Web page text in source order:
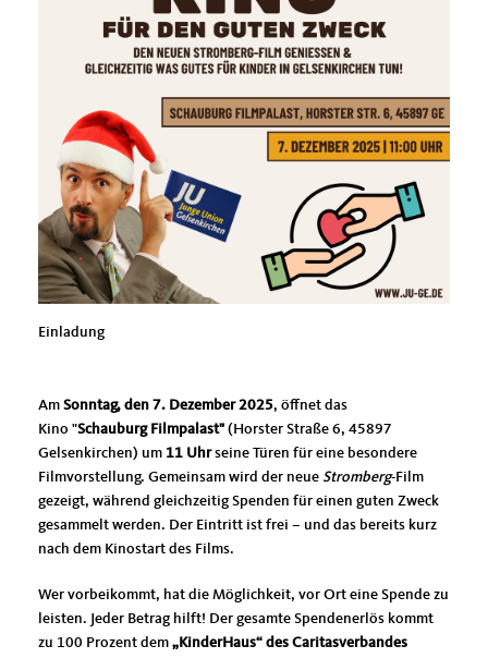
Einladung
Am Sonntag, den 7. Dezember 2025, öffnet das
Kino "Schauburg Filmpalast" (Horster Straße 6, 45897
Gelsenkirchen) um 11 Uhrseine Türen für eine besondere
Filmvorstellung. Gemeinsam wird der neue Stromberg-Film
gezeigt, während gleichzeitig Spenden für einen guten Zweck
gesammelt werden. Der Eintritt ist frei – und das bereits kurz
nach dem Kinostart des Films.
Wer vorbeikommt, hat die Möglichkeit, vor Ort eine Spende zu
leisten. Jeder Betrag hilft! Der gesamte Spendenerlös kommt
zu 100 Prozent dem KinderHaus“ des Caritasverbandes